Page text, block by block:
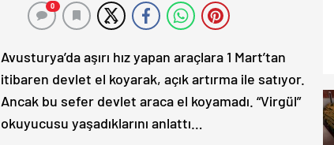
0
Avusturya’da aşırı hız yapan araçlara 1 Mart’tan
itibaren devlet el koyarak, açık artırma ile satıyor.
Ancak bu sefer devlet araca el koyamadı. “Virgül”
okuyucusu yaşadıklarını anlattı…